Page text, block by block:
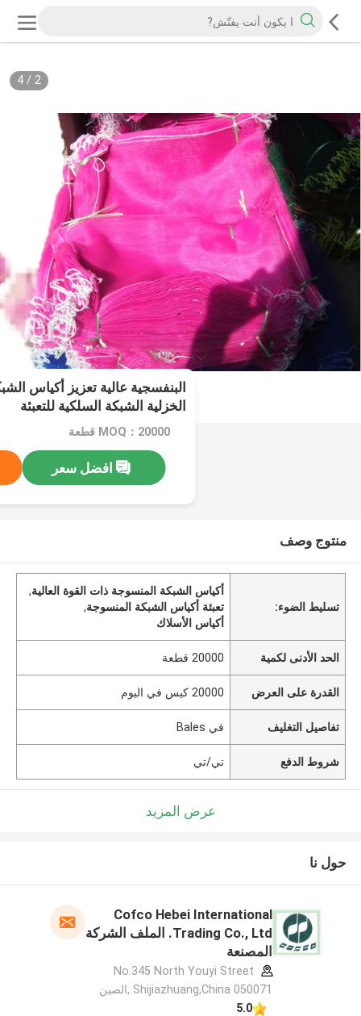
2
/
4
البنفسجية عالية تعزيز أكياس
الخزلية الشبكة السلكية للتعبئة
MOQ：20000 قطعة
افضل سعر
منتوج وصف
تسليط الضوء:
أكياس الشبكة المنسوجة ذات القوة العالية,
تعبئة أكياس الشبكة المنسوجة,
أكياس الأسلاك
الحد الأدنى لكمية 20000 قطعة
القدرة على العرض 20000 كيس في اليوم
تفاصيل التغليف في Bales
شروط الدفع تي/تي
عرض المزيد
حول نا
Cofco Hebei International
Trading Co., Ltd. الملف الشركة
المصنعة
No.345 North Youyi Street
Shijiazhuang,China 050071 ,الصين
5.0